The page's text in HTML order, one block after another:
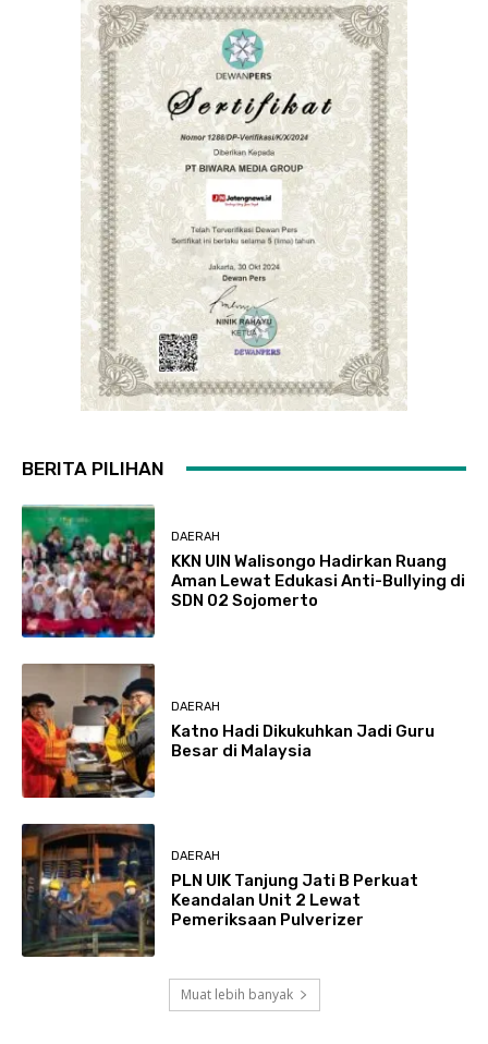
BERITA PILIHAN
DAERAH
KKN UIN Walisongo Hadirkan Ruang
Aman Lewat Edukasi Anti-Bullying di
SDN 02 Sojomerto
DAERAH
Katno Hadi Dikukuhkan Jadi Guru
Besar di Malaysia
DAERAH
PLN UIK Tanjung Jati B Perkuat
Keandalan Unit 2 Lewat
Pemeriksaan Pulverizer
Muat lebih banyak